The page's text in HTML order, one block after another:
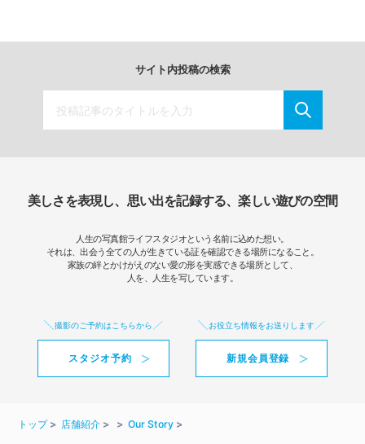
サイト内投稿の検索
美しさを表現し、思い出を記録する、楽しい遊びの空間
人生の写真館ライフスタジオという名前に込めた想い。
それは、出会う全ての人が生きている証を確認できる場所になること。
家族の絆とかけがえのない愛の形を実感できる場所として、
人を、人生を写しています。
撮影のご予約はこちらから
スタジオ予約
お役立ち情報をお送りします
新規会員登録
トップ 店舗紹介 Our Story